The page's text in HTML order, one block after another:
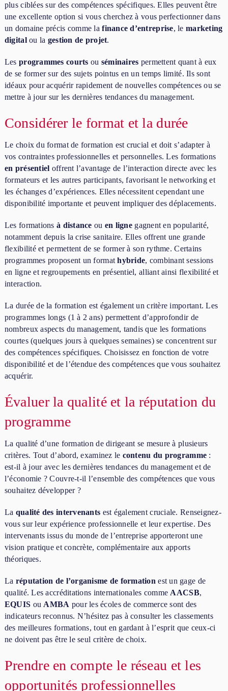
plus ciblées sur des compétences spécifiques. Elles peuvent être
une excellente option si vous cherchez à vous perfectionner dans
un domaine précis comme lafinance d’entreprise, lemarketing
digitalou la gestion de projet.
Lesprogrammes courts ou séminaires permettent quant à eux
de se former sur des sujets pointus en un temps limité. Ils sont
idéaux pour acquérir rapidement de nouvelles compétences ou se
mettre à jour sur les dernières tendances du management.
Considérer le format et la durée
Le choix du format de formation est crucial et doit s’adapter à
vos contraintes professionnelles et personnelles. Les formations
en présentiel offrent l’avantage de l’interaction directe avec les
formateurs et les autres participants, favorisant le networking et
les échanges d’expériences. Elles nécessitent cependant une
disponibilité importante et peuvent impliquer des déplacements.
Les formationsà distance ou en lignegagnent en popularité,
notamment depuis la crise sanitaire. Elles offrent une grande
flexibilité et permettent de se former à son rythme. Certains
programmes proposent un formathybride, combinant sessions
en ligne et regroupements en présentiel, alliant ainsi flexibilité et
interaction.
La durée de la formation est également un critère important. Les
programmes longs (1 à 2 ans) permettent d’approfondir de
nombreux aspects du management, tandis que les formations
courtes (quelques jours à quelques semaines) se concentrent sur
des compétences spécifiques. Choisissez en fonction de votre
disponibilité et de l’étendue des compétences que vous souhaitez
acquérir.
Évaluer la qualité et la réputation du
programme
La qualité d’une formation de dirigeant se mesure à plusieurs
critères. Tout d’abord, examinez le contenu du programme :
est-il à jour avec les dernières tendances du management et de
l’économie ? Couvre-t-il l’ensemble des compétences que vous
souhaitez développer ?
La qualité des intervenants est également cruciale. Renseignez-
vous sur leur expérience professionnelle et leur expertise. Des
intervenants issus du monde de l’entreprise apporteront une
vision pratique et concrète, complémentaire aux apports
théoriques.
La réputation de l’organisme de formation est un gage de
qualité. Les accréditations internationales comme AACSB,
EQUIS ou AMBA pour les écoles de commerce sont des
indicateurs reconnus. N’hésitez pas à consulter les classements
des meilleures formations, tout en gardant à l’esprit que ceux-ci
ne doivent pas être le seul critère de choix.
Prendre en compte le réseau et les
opportunités professionnelles